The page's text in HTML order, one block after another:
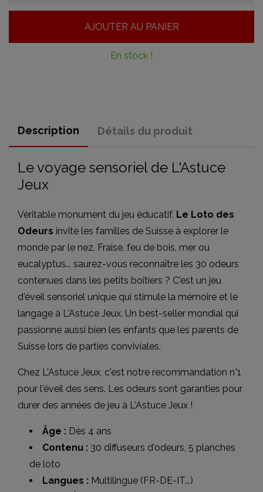
AJOUTER AU PANIER
En stock !
Description Détails du produit
Le voyage sensoriel de L'Astuce
Jeux
Véritable monument du jeu éducatif, Le Loto des
Odeurs invite les familles de Suisse à explorer le
monde par le nez. Fraise, feu de bois, mer ou
eucalyptus... saurez-vous reconnaître les 30 odeurs
contenues dans les petits boîtiers ? C'est un jeu
d'éveil sensoriel unique qui stimule la mémoire et le
langage à L'Astuce Jeux. Un best-seller mondial qui
passionne aussi bien les enfants que les parents de
Suisse lors de parties conviviales.
Chez L'Astuce Jeux, c'est notre recommandation n°1
pour l'éveil des sens. Les odeurs sont garanties pour
durer des années de jeu à L'Astuce Jeux !
Âge : Dès 4 ans
Contenu : 30 diffuseurs d'odeurs, 5 planches
de loto
Langues : Multilingue (FR-DE-IT...)